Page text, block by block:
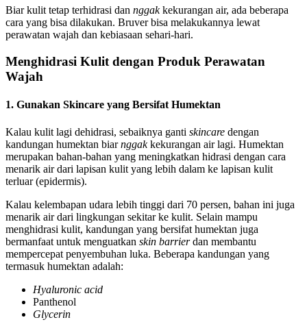
Biar kulit tetap terhidrasi dan nggakkekurangan air, ada beberapa
cara yang bisa dilakukan. Bruver bisa melakukannya lewat
perawatan wajah dan kebiasaan sehari-hari.
Menghidrasi Kulit dengan Produk Perawatan
Wajah
1. Gunakan Skincare yang Bersifat Humektan
Kalau kulit lagi dehidrasi, sebaiknya ganti skincare dengan
kandungan humektan biarnggakkekurangan air lagi. Humektan
merupakan bahan-bahan yang meningkatkan hidrasi dengan cara
menarik air dari lapisan kulit yang lebih dalam ke lapisan kulit
terluar (epidermis).
Kalau kelembapan udara lebih tinggi dari 70 persen, bahan ini juga
menarik air dari lingkungan sekitar ke kulit. Selain mampu
menghidrasi kulit, kandungan yang bersifat humektan juga
bermanfaat untuk menguatkan skin barrierdan membantu
mempercepat penyembuhan luka. Beberapa kandungan yang
termasuk humektan adalah:
Hyaluronic acid
Panthenol
Glycerin